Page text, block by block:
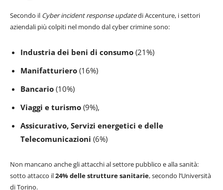
Secondo il Cyber ​​incident response updatedi Accenture, i settori
aziendali più colpiti nel mondo dal cyber crimine sono:
Industria dei beni di consumo (21%)
Manifatturiero (16%)
Bancario (10%)
Viaggi e turismo (9%),
Assicurativo, Servizi energetici e delle
Telecomunicazioni (6%)
Non mancano anche gli attacchi al settore pubblico e alla sanità:
sotto attacco il24% delle strutture sanitarie, secondo l’Università
di Torino.